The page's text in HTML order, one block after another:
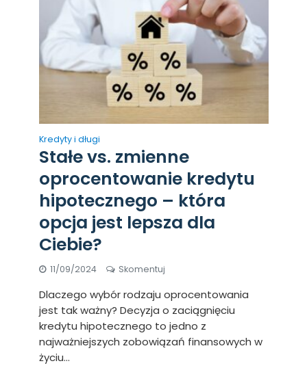
Kredyty i długi
Stałe vs. zmienne
oprocentowanie kredytu
hipotecznego – która
opcja jest lepsza dla
Ciebie?
11/09/2024 Skomentuj
Dlaczego wybór rodzaju oprocentowania
jest tak ważny? Decyzja o zaciągnięciu
kredytu hipotecznego to jedno z
najważniejszych zobowiązań finansowych w
życiu...